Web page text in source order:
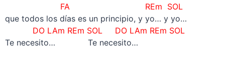
FA REm SOL
que todos los días es un principio, y yo… y yo…
DO LAm REm SOL DO LAm REm SOL
Te necesito… Te necesito…